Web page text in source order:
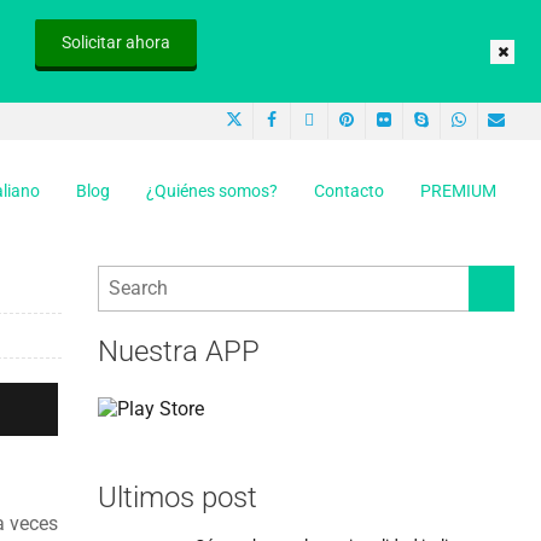
Solicitar ahora
Blog ¿Quiénes somos? Contacto PREMIUM
veces
Nuestra APP
Ultimos post